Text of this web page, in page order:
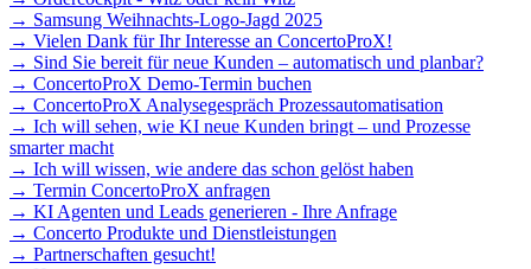
→ Samsung Weihnachts-Logo-Jagd 2025
→ Vielen Dank für Ihr Interesse an ConcertoProX!
→ Sind Sie bereit für neue Kunden – automatisch und planbar?
→ ConcertoProX Demo-Termin buchen
→ ConcertoProX Analysegespräch Prozessautomatisation
→ Ich will sehen, wie KI neue Kunden bringt – und Prozesse
smarter macht
→ Ich will wissen, wie andere das schon gelöst haben
→ Termin ConcertoProX anfragen
→ KI Agenten und Leads generieren - Ihre Anfrage
→ Concerto Produkte und Dienstleistungen
→ Partnerschaften gesucht!